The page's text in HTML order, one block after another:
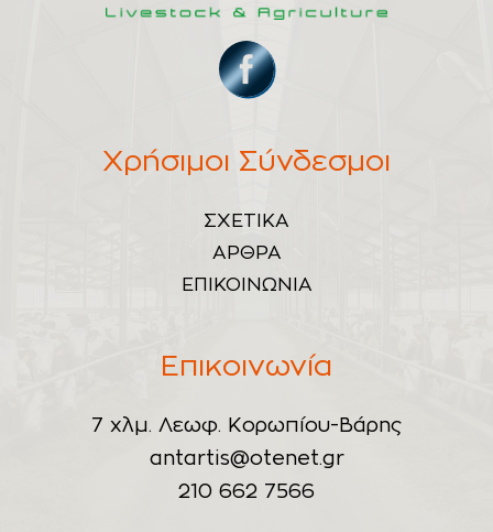
Χρήσιμοι Σύνδεσμοι
ΣΧΕΤΙΚΑ
ΑΡΘΡΑ
ΕΠΙΚΟΙΝΩΝΙΑ
Επικοινωνία
7 χλμ. Λεωφ. Κορωπίου-Βάρης
antartis@otenet.gr
210 662 7566